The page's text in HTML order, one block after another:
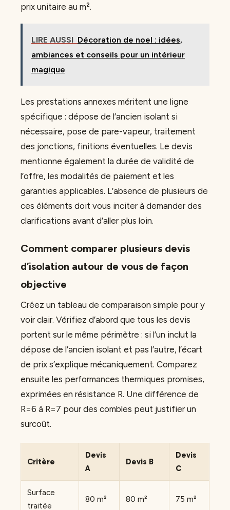
prix unitaire au m².
LIRE AUSSI Décoration de noel : idées,
ambiances et conseils pour un intérieur
magique
Les prestations annexes méritent une ligne
spécifique : dépose de l’ancien isolant si
nécessaire, pose de pare-vapeur, traitement
des jonctions, finitions éventuelles. Le devis
mentionne également la durée de validité de
l’offre, les modalités de paiement et les
garanties applicables. L’absence de plusieurs de
ces éléments doit vous inciter à demander des
clarifications avant d’aller plus loin.
Comment comparer plusieurs devis
d’isolation autour de vous de façon
objective
Créez un tableau de comparaison simple pour y
voir clair. Vérifiez d’abord que tous les devis
portent sur le même périmètre : si l’un inclut la
dépose de l’ancien isolant et pas l’autre, l’écart
de prix s’explique mécaniquement. Comparez
ensuite les performances thermiques promises,
exprimées en résistance R. Une différence de
R=6 à R=7 pour des combles peut justifier un
surcoût.
Critère
Devis
A
Devis B
Devis
C
Surface
traitée
80 m² 80 m² 75 m²